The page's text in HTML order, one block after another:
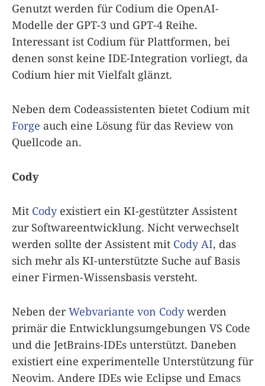
Genutzt werden für Codium die OpenAI-
Modelle der GPT-3 und GPT-4 Reihe.
Interessant ist Codium für Plattformen, bei
denen sonst keine IDE-Integration vorliegt, da
Codium hier mit Vielfalt glänzt.
Neben dem Codeassistenten bietet Codium mit
Forge auch eine Lösung für das Review von
Quellcode an.
Cody
Mit Cody existiert ein KI-gestützter Assistent
zur Softwareentwicklung. Nicht verwechselt
werden sollte der Assistent mit Cody AI, das
sich mehr als KI-unterstützte Suche auf Basis
einer Firmen-Wissensbasis versteht.
Neben derWebvariante von Cody werden
primär die Entwicklungsumgebungen VS Code
und die JetBrains-IDEs unterstützt. Daneben
existiert eine experimentelle Unterstützung für
Neovim. Andere IDEs wie Eclipse und Emacs